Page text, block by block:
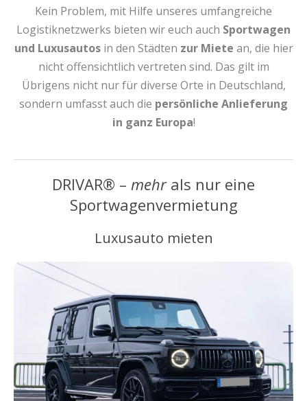
Kein Problem, mit Hilfe unseres umfangreiche
Logistiknetzwerks bieten wir euch auch Sportwagen
und Luxusautosin den Städten zur Miete an, die hier
nicht offensichtlich vertreten sind. Das gilt im
Übrigens nicht nur für diverse Orte in Deutschland,
sondern umfasst auch die persönliche Anlieferung
in ganz Europa!
DRIVAR® – mehrals nur eine
Sportwagenvermietung
Luxusauto mieten